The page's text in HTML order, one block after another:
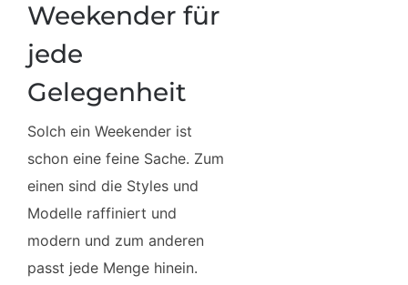
Weekender für
jede
Gelegenheit
Solch ein Weekender ist
schon eine feine Sache. Zum
einen sind die Styles und
Modelle raffiniert und
modern und zum anderen
passt jede Menge hinein.